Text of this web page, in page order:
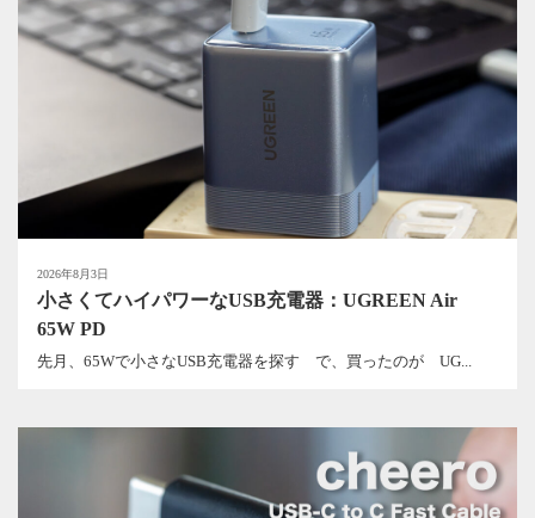
2026年8月3日
小さくてハイパワーなUSB充電器：UGREEN Air
65W PD
先月、65Wで小さなUSB充電器を探す で、買ったのが UG...